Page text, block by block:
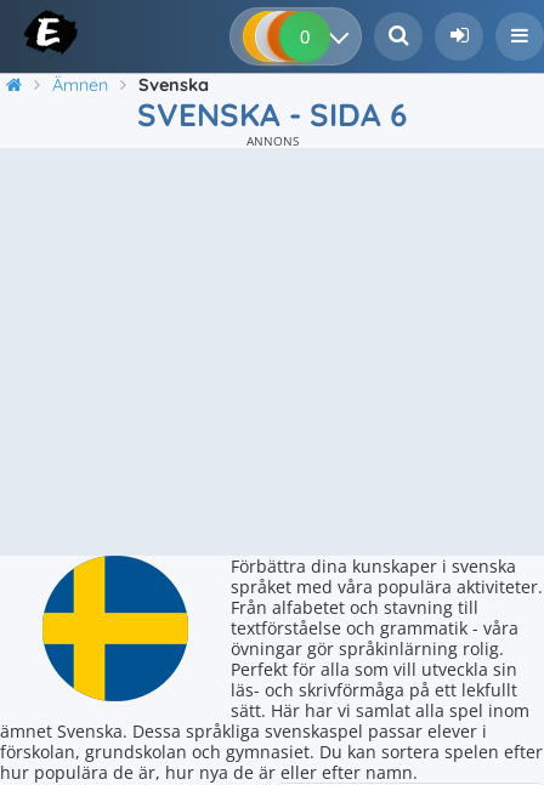
0 0 0
Ämnen Svenska
SVENSKA - SIDA 6
ANNONS
Förbättra dina kunskaper i svenska
språket med våra populära aktiviteter.
Från alfabetet och stavning till
textförståelse och grammatik - våra
övningar gör språkinlärning rolig.
Perfekt för alla som vill utveckla sin
läs- och skrivförmåga på ett lekfullt
sätt. Här har vi samlat alla spel inom
ämnet Svenska. Dessa språkliga svenskaspel passar elever i
förskolan, grundskolan och gymnasiet. Du kan sortera spelen efter
hur populära de är, hur nya de är eller efter namn.